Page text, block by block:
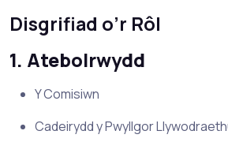
Disgrifiad o’r Rôl
1. Atebolrwydd
Y Comisiwn
Cadeirydd y Pwyllgor